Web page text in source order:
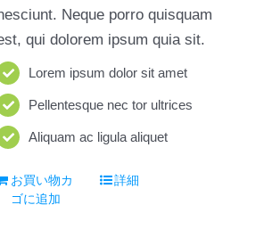
Neque porro quisquam
qui dolorem ipsum quia sit.
Lorem ipsum dolor sit amet
Pellentesque nec tor ultrices
Aliquam ac ligula aliquet
お買い物カ
ゴに追加
詳細